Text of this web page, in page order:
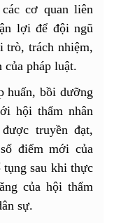
cơ quan liên
lợi để đội ngũ
trò, trách nhiệm,
của pháp luật.
huấn, bồi dưỡng
hội thẩm nhân
truyền đạt,
điểm mới của
sau khi thực
của hội thẩm
sự.